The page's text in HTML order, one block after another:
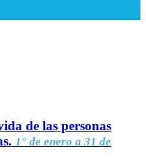
de las personas
1° de enero a 31 de